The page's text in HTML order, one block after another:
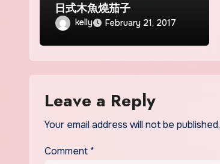
日式木魚燒茄子
kelly February 21, 2017
Leave a Reply
Your email address will not be published.
Comment *